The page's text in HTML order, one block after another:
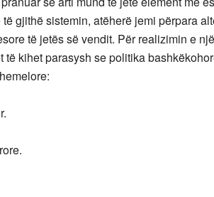
gjithë sistemin, atëherë jemi përpara
të jetës së vendit. Për realizimin e
kihet parasysh se politika